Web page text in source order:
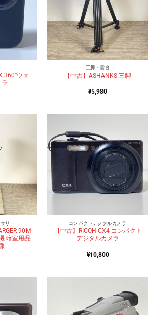
360°ウェ
三脚・雲台
【中古】ASHANKS 三脚
¥5,980
リー
90M
暗室用品
コンパクトデジタルカメラ
【中古】RICOH CX4 コンパクト
デジタルカメラ
¥10,800